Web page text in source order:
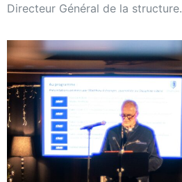
Directeur Général de la structure.